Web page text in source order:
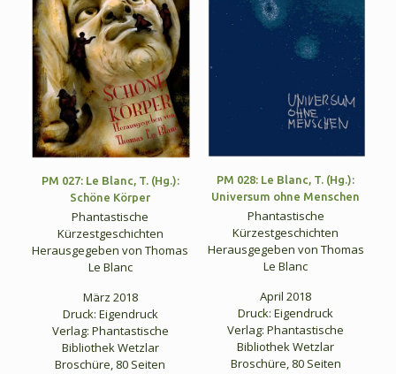
PM 027: Le Blanc, T. (Hg.):
Schöne Körper
Phantastische
Kürzestgeschichten
Herausgegeben von Thomas
Le Blanc
März 2018
Druck: Eigendruck
Verlag: Phantastische
Bibliothek Wetzlar
Broschüre, 80 Seiten
PM 028: Le Blanc, T. (Hg.):
Universum ohne Menschen
Phantastische
Kürzestgeschichten
Herausgegeben von Thomas
Le Blanc
April 2018
Druck: Eigendruck
Verlag: Phantastische
Bibliothek Wetzlar
Broschüre, 80 Seiten